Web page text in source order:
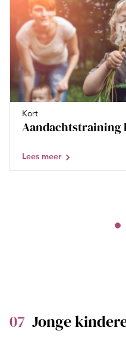
Kort
Aandachtstraining
Lees meer
07 Jonge